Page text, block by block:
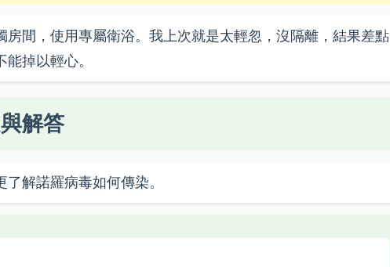
間，使用專屬衛浴。我上次就是太輕忽，沒隔離，結果差點
掉以輕心。
解答
解諾羅病毒如何傳染。